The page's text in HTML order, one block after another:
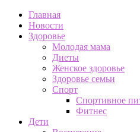
Главная
Новости
Здоровье
Молодая мама
Диеты
Женское здоровье
Здоровье семьи
Спорт
Спортивное
Фитнес
Дети